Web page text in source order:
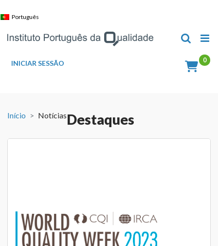
to
Português
INICIAR SESSÃO
Início NotíciasDestaques